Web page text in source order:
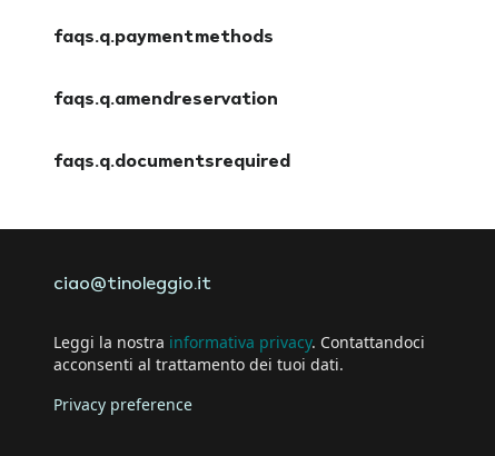
faqs.q.paymentmethods
faqs.q.amendreservation
faqs.q.documentsrequired
ciao@tinoleggio.it
Leggi la nostra informativa privacy. Contattandoci
acconsenti al trattamento dei tuoi dati.
Privacy preference